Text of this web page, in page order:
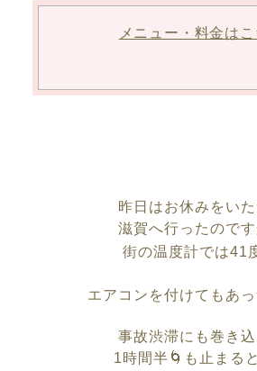
メニュー・料金はこ
昨日はお休みをいた
滋賀へ行ったので
街の温度計では41
エアコンを付けてもあ
事故渋滞にも巻き
1時間半🌀も止まる